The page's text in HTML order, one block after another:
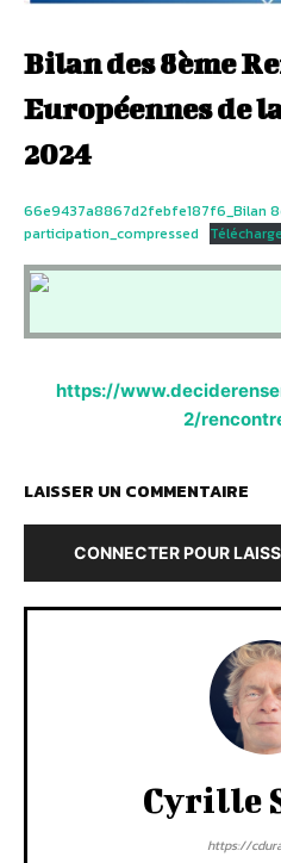
Bilan des 8ème
Européennes de
2024
66e9437a8867d2febfe187f6_Bilan
participation_compressed
https://
2/
LAISSER UN COMMENTAIRE
CONNECTER POUR
Cyrille
https://